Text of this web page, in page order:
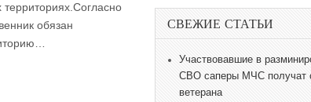
обязан
СВЕЖИЕ СТАТЬИ
Участвовавшие в
СВО саперы МЧС получат
ветерана